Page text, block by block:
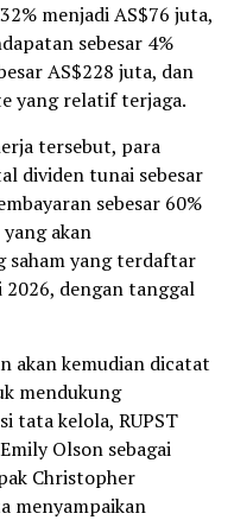
menjadi AS$76 juta,
sebesar 4%
AS$228 juta, dan
yang relatif terjaga.
tersebut, para
dividen tunai sebesar
sebesar 60%
akan
saham yang terdaftar
dengan tanggal
akan kemudian dicatat
mendukung
tata kelola, RUPST
Olson sebagai
Christopher
menyampaikan